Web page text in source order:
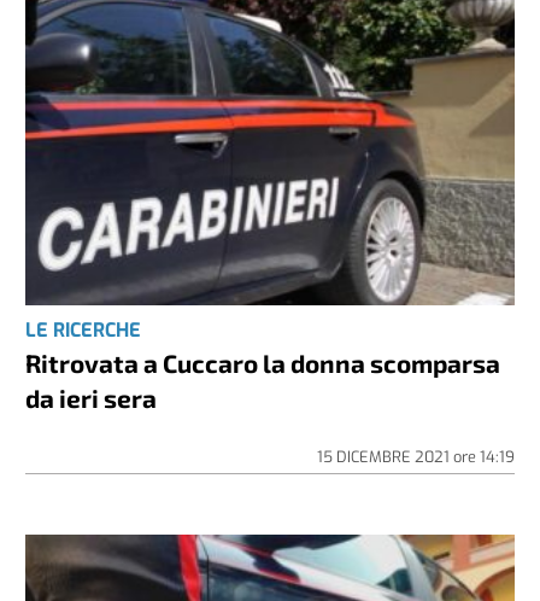
LE RICERCHE
Ritrovata a Cuccaro la donna scomparsa
da ieri sera
15 DICEMBRE 2021 ore 14:19